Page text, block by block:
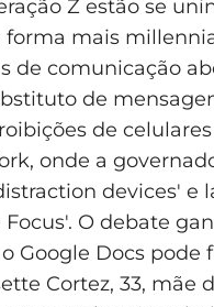
Z estão se
mais
de comunicação
de
de
onde a
devices' e
O debate
Google Docs
Cortez, 33, mãe